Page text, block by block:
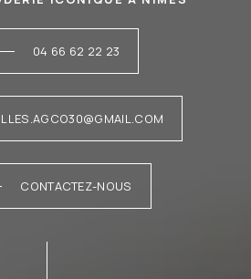
04 66 62 22 23
CONTACTEZ-NOUS